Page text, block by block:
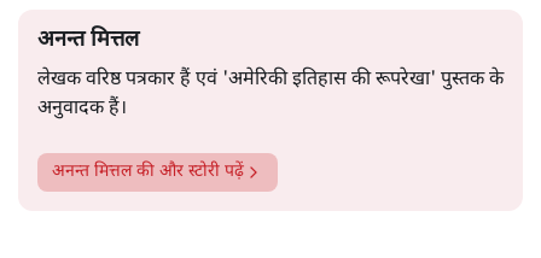
अनन्त मित्तल
लेखक वरिष्ठ पत्रकार हैं एवं 'अमेरिकी इतिहास की रूपरेखा' पुस्तक के
अनुवादक हैं।
अनन्त मित्तलकी और स्टोरी पढ़ें